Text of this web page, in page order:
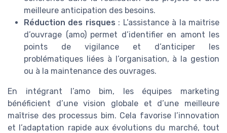
meilleure anticipation des besoins.
Réduction des risques : L’assistance à la maitrise
d’ouvrage (amo) permet d’identifier en amont les
points de vigilance et d’anticiper les
problématiques liées à l’organisation, à la gestion
ou à la maintenance des ouvrages.
En intégrant l’amo bim, les équipes marketing
bénéficient d’une vision globale et d’une meilleure
maîtrise des processus bim. Cela favorise l’innovation
et l’adaptation rapide aux évolutions du marché, tout